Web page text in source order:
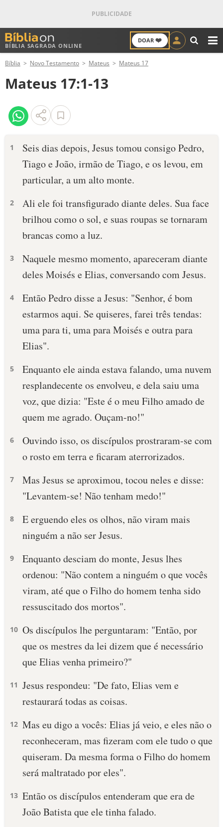
BÍBLIA SAGRADA ONLINE
DOAR ❤️
ANTIGO TESTAMENTO
NOVO TESTAMENTO
VERSÍCULOS
PALAVRA DO DIA
DEVOCIONAL DIÁRIO
10 MANDAMENTOS
ESTUDOS BÍBLICOS
ESBOÇOS DE PREGAÇÃO
TEMAS
PERGUNTE À BÍBLIA
TERMO BÍBLICO JOGOS
LOJA BÍBLIAON
Bíblia Novo Testamento Mateus Mateus 17
Mateus 17:1-13
1
Seis dias depois, Jesus tomou consigo Pedro,
Tiago e João, irmão de Tiago, e os levou, em
particular, a um alto monte.
2
Ali ele foi transfigurado diante deles. Sua face
brilhou como o sol, e suas roupas se tornaram
brancas como a luz.
3
Naquele mesmo momento, apareceram diante
deles Moisés e Elias, conversando com Jesus.
4
Então Pedro disse a Jesus: "Senhor, é bom
estarmos aqui. Se quiseres, farei três tendas:
uma para ti, uma para Moisés e outra para
Elias".
5
Enquanto ele ainda estava falando, uma nuvem
resplandecente os envolveu, e dela saiu uma
voz, que dizia: "Este é o meu Filho amado de
quem me agrado. Ouçam-no!"
6
Ouvindo isso, os discípulos prostraram-se com
o rosto em terra e ficaram aterrorizados.
7
Mas Jesus se aproximou, tocou neles e disse:
"Levantem-se! Não tenham medo!"
8
E erguendo eles os olhos, não viram mais
ninguém a não ser Jesus.
9
Enquanto desciam do monte, Jesus lhes
ordenou: "Não contem a ninguém o que vocês
viram, até que o Filho do homem tenha sido
ressuscitado dos mortos".
10 Os discípulos lhe perguntaram: "Então, por
que os mestres da lei dizem que é necessário
que Elias venha primeiro?"
11 Jesus respondeu: "De fato, Elias vem e
restaurará todas as coisas.
12 Mas eu digo a vocês: Elias já veio, e eles não o
reconheceram, mas fizeram com ele tudo o que
quiseram. Da mesma forma o Filho do homem
será maltratado por eles".
13 Então os discípulos entenderam que era de
João Batista que ele tinha falado.